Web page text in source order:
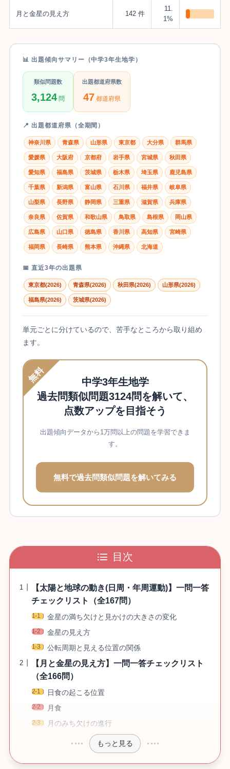
月と金星の見え方 142 件
11.
1%
📊 出題傾向サマリー（中学3年生地学）
類似問題数
3,124問
出題都道府県数
47 都道府県
📍 出題都道府県（全期間）
神奈川県 青森県 山形県 東京都 大分県 群馬県
愛媛県 大阪府 京都府 岩手県 宮城県 秋田県
愛知県 福島県 茨城県 栃木県 埼玉県 鹿児島県
千葉県 新潟県 富山県 石川県 福井県 岐阜県
山梨県 長野県 静岡県 三重県 滋賀県 兵庫県
奈良県 佐賀県 和歌山県 鳥取県 島根県 岡山県
広島県 山口県 徳島県 香川県 高知県 宮崎県
福岡県 長崎県 熊本県 沖縄県 北海道
📅 直近3年の出題県
東京都(2026) 青森県(2026) 秋田県(2026) 山形県(2026)
福島県(2026) 茨城県(2026)
単元ごとに分けているので、苦手なところから取り組め
ます。
無料
中学3年生地学
過去問類似問題3124問を解いて、
点数アップを目指そう
出題傾向データから1万問以上の問題を学習できま
す。
無料で過去問類似問題を解いてみる
目次
【太陽と地球の動き(日周・年周運動)】一問一答
チェックリスト（全167問）
金星の満ち欠けと見かけの大きさの変化
金星の見え方
公転周期と見える位置の関係
【月と金星の見え方】一問一答チェックリスト
（全166問）
日食の起こる位置
月食
月のみち欠けの進行
もっと見る